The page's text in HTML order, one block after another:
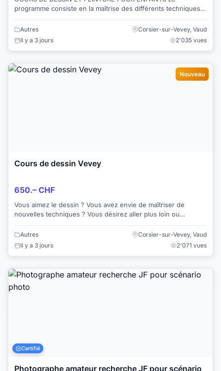
programme consiste en la maîtrise des différents techniques
(dégradés, mélange de couleurs, aquarelle ...
Autres
Corsier-sur-Vevey, Vaud
Il y a 3 jours
2'035 vues
Nouveau
Cours de dessin Vevey
650.– CHF
Vous aimez le dessin ? Vous avez envie de maîtriser de
nouvelles techniques ? Vous désirez aller plus loin ou
Autres
Corsier-sur-Vevey, Vaud
Il y a 3 jours
2'071 vues
Certifié
Photographe amateur recherche JF pour scénario